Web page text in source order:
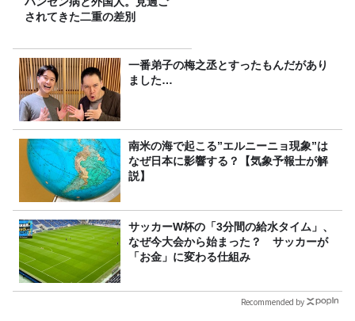
されてきた二重の差別
一番弟子の梅之丞とすったもんだがあり
ました…
南米の海で起こる”エルニーニョ現象”は
なぜ日本に影響する？【気象予報士が解
説】
サッカーW杯の「3分間の給水タイム」、
なぜ今大会から始まった？ サッカーが
「お金」に変わる仕組み
Recommended by